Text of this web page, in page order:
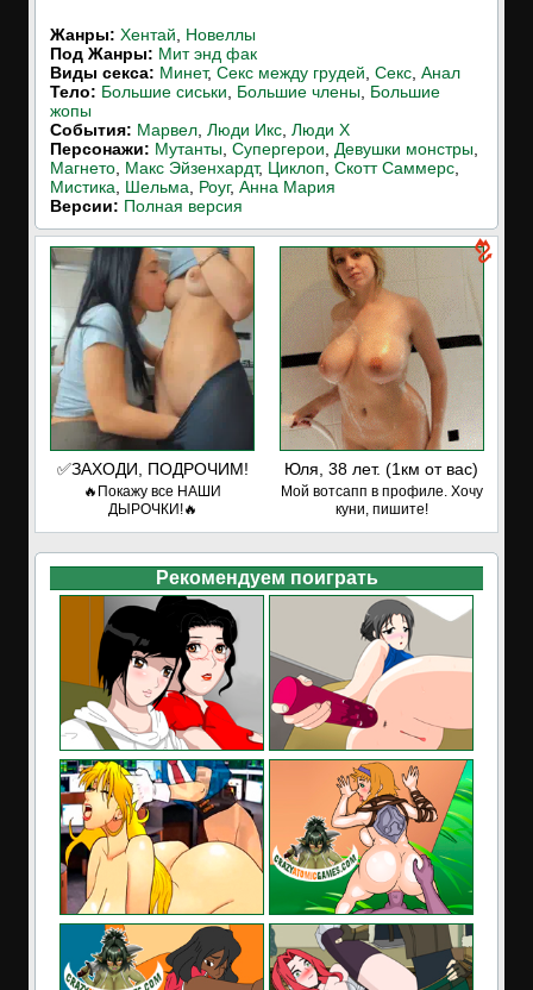
Жанры: Хентай
Новеллы
Под Жанры: Мит энд фак
Виды секса: Минет, Секс между грудей Секс Анал
Тело: Большие сиськи Большие члены Большие
жопы
События: Марвел Люди Икс Люди Х
Персонажи: Мутанты Супергерои Девушки монстры
Магнето Макс Эйзенхардт, Циклоп Скотт Саммерс
Мистика
Шельма Роуг, Анна Мария
Версии: Полная версия
✅ЗАХОДИ, ПОДРОЧИМ!
🔥Покажу все НАШИ
ДЫРОЧКИ!🔥
Юля, 38 лет. (1км от вас)
Мой вотсапп в профиле. Хочу
куни, пишите!
Рекомендуем поиграть